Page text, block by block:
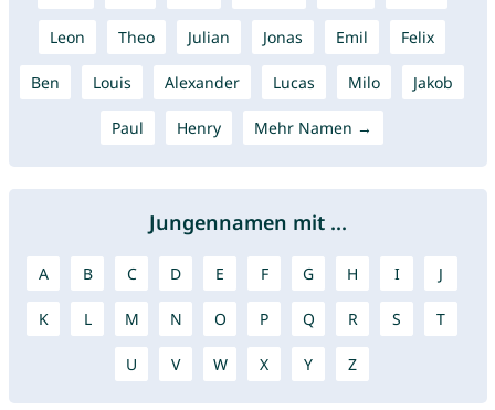
Leon Theo Julian Jonas Emil Felix
Ben Louis Alexander Lucas Milo Jakob
Paul Henry Mehr Namen →
Jungennamen mit ...
A B C D E F G H I J
K L M N O P Q R S T
U V W X Y Z